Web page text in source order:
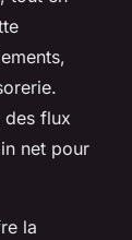
des flux
net pour
la